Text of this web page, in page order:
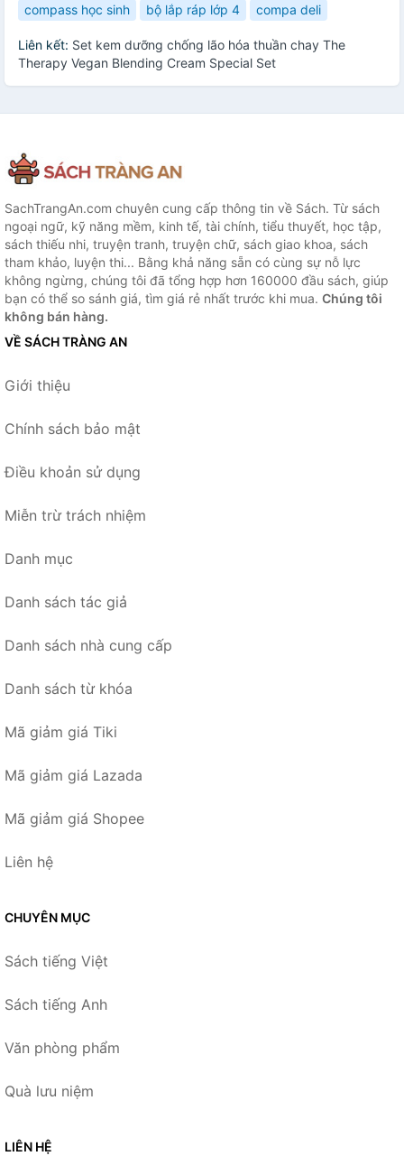
compass học sinh
bộ lắp ráp lớp 4 compa deli
Liên kết: Set kem dưỡng chống lão hóa thuần chay The
Therapy Vegan Blending Cream Special Set
SachTrangAn.com chuyên cung cấp thông tin về Sách. Từ sách
ngoại ngữ, kỹ năng mềm, kinh tế, tài chính, tiểu thuyết, học tập,
sách thiếu nhi, truyện tranh, truyện chữ, sách giao khoa, sách
tham khảo, luyện thi... Bằng khả năng sẵn có cùng sự nỗ lực
không ngừng, chúng tôi đã tổng hợp hơn 160000 đầu sách, giúp
bạn có thể so sánh giá, tìm giá rẻ nhất trước khi mua. Chúng tôi
không bán hàng.
VỀ SÁCH TRÀNG AN
Giới thiệu
Chính sách bảo mật
Điều khoản sử dụng
Miễn trừ trách nhiệm
Danh mục
Danh sách tác giả
Danh sách nhà cung cấp
Danh sách từ khóa
Mã giảm giá Tiki
Mã giảm giá Lazada
Mã giảm giá Shopee
Liên hệ
CHUYÊN MỤC
Sách tiếng Việt
Sách tiếng Anh
Văn phòng phẩm
Quà lưu niệm
LIÊN HỆ